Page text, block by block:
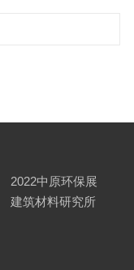
2022中原环保展
建筑材料研究所